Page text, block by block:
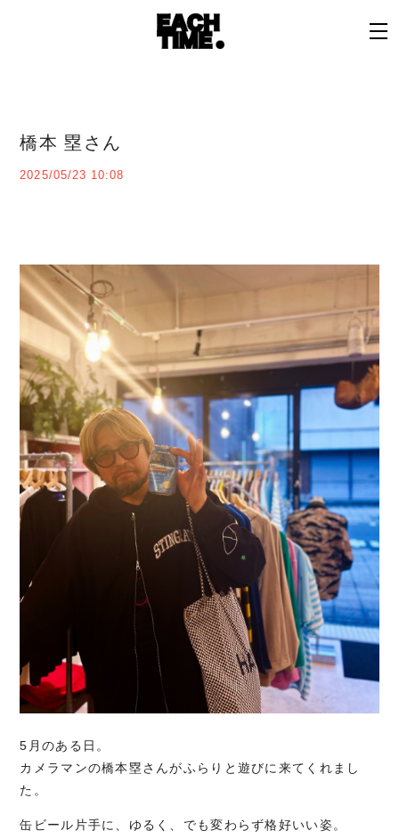
橋本 塁さん
2025/05/23 10:08
5月のある日。
カメラマンの橋本塁さんがふらりと遊びに来てくれまし
た。
缶ビール片手に、ゆるく、でも変わらず格好いい姿。